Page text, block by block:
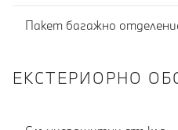
Пакет багажно
ЕКСТЕРИОРНО